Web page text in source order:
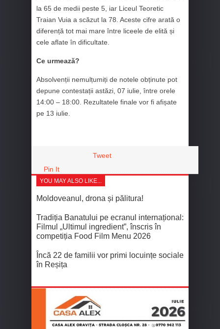
la 65 de medii peste 5, iar Liceul Teoretic
Traian Vuia a scăzut la 78. Aceste cifre arată o
diferență tot mai mare între liceele de elită și
cele aflate în dificultate.
Ce urmează?
Absolvenții nemulțumiți de notele obținute pot
depune contestații astăzi, 07 iulie, între orele
14:00 – 18:00. Rezultatele finale vor fi afișate
pe 13 iulie.
Tweet
Pin It
YOU MAY ALSO LIKE...
Moldoveanul, drona și pălitura!
Tradiția Banatului pe ecranul internațional:
Filmul „Ultimul ingredient”, înscris în
competiția Food Film Menu 2026
Încă 22 de familii vor primi locuințe sociale
în Reșița